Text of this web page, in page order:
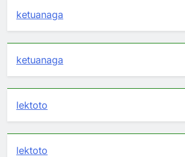
ketuanaga
ketuanaga
lektoto
lektoto